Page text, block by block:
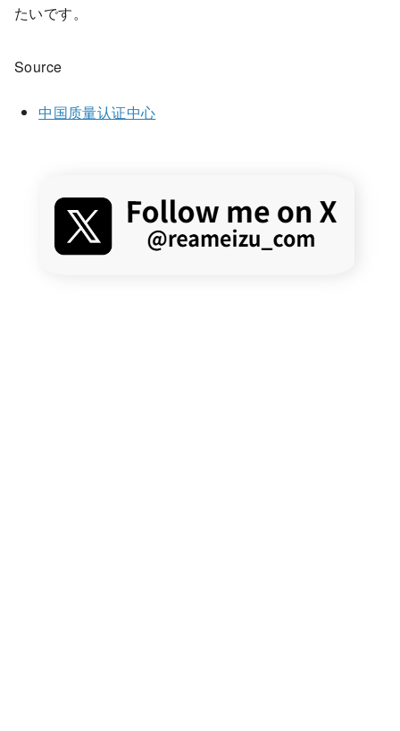
たいです。
Source
中国质量认证中心